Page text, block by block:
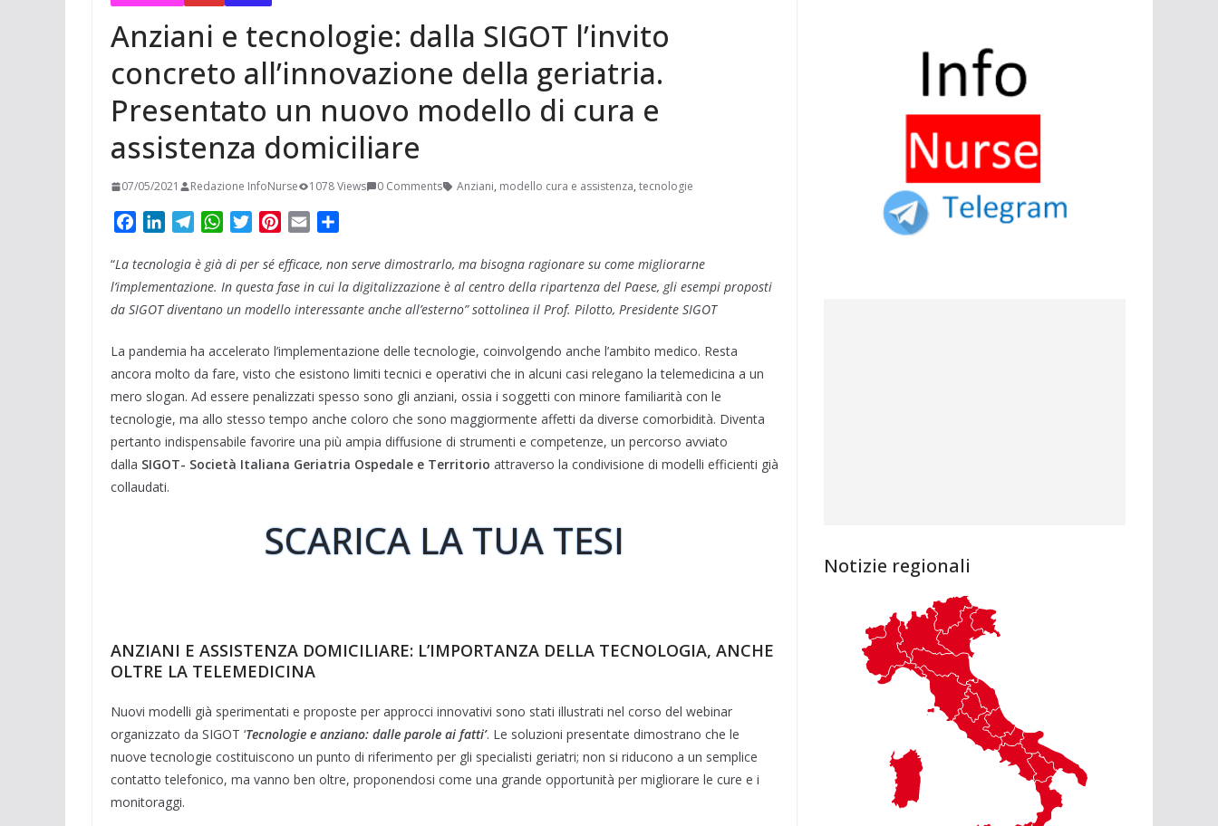
Anziani e tecnologie: dalla SIGOT l’invito
concreto all’innovazione della geriatria.
Presentato un nuovo modello di cura e
assistenza domiciliare
07/05/2021 Redazione InfoNurse 1078 Views 0 Comments Anziani, modello cura e assistenza, tecnologie
c
e
b
o
k
n
k
e
I
n
l
e
g
a
m
W
a
t
s
p
p
i
t
t
r
n
t
e
e
s
t
a
i
l
n
d
i
i
d
i
“La tecnologia è già di per sé efficace, non serve dimostrarlo, ma bisogna ragionare su come migliorarne
l’implementazione. In questa fase in cui la digitalizzazione è al centro della ripartenza del Paese, gli esempi proposti
da SIGOT diventano un modello interessante anche all’esterno” sottolinea il Prof. Pilotto, Presidente SIGOT
La pandemia ha accelerato l’implementazione delle tecnologie, coinvolgendo anche l’ambito medico. Resta
ancora molto da fare, visto che esistono limiti tecnici e operativi che in alcuni casi relegano la telemedicina a un
mero slogan. Ad essere penalizzati spesso sono gli anziani, ossia i soggetti con minore familiarità con le
tecnologie, ma allo stesso tempo anche coloro che sono maggiormente affetti da diverse comorbidità. Diventa
pertanto indispensabile favorire una più ampia diffusione di strumenti e competenze, un percorso avviato
dalla SIGOT- Società Italiana Geriatria Ospedale e Territorio attraverso la condivisione di modelli efficienti già
collaudati.
SCARICA LA TUA TESI
ANZIANI E ASSISTENZA DOMICILIARE: L’IMPORTANZA DELLA TECNOLOGIA, ANCHE
OLTRE LA TELEMEDICINA
Nuovi modelli già sperimentati e proposte per approcci innovativi sono stati illustrati nel corso del webinar
organizzato da SIGOT ‘Tecnologie e anziano: dalle parole ai fatti’. Le soluzioni presentate dimostrano che le
nuove tecnologie costituiscono un punto di riferimento per gli specialisti geriatri; non si riducono a un semplice
contatto telefonico, ma vanno ben oltre, proponendosi come una grande opportunità per migliorare le cure e i
monitoraggi.
Notizie regionali